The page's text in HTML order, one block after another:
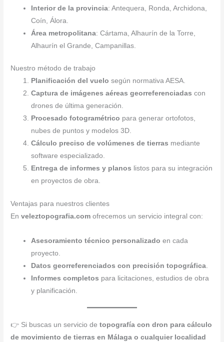
Interior de la provincia: Antequera, Ronda, Archidona,
Coín, Álora.
Área metropolitana: Cártama, Alhaurín de la Torre,
Alhaurín el Grande, Campanillas.
Nuestro método de trabajo
Planificación del vuelo según normativa AESA.
Captura de imágenes aéreas georreferenciadas con
drones de última generación.
Procesado fotogramétrico para generar ortofotos,
nubes de puntos y modelos 3D.
Cálculo preciso de volúmenes de tierras mediante
software especializado.
Entrega de informes y planos listos para su integración
en proyectos de obra.
Ventajas para nuestros clientes
Enveleztopografia.com ofrecemos un servicio integral con:
Asesoramiento técnico personalizado en cada
proyecto.
Datos georreferenciados con precisión topográfica
Informes completos para licitaciones, estudios de obra
y planificación.
👉 Si buscas un servicio detopografía con dron para cálculo
de movimiento de tierras en Málaga o cualquier localidad